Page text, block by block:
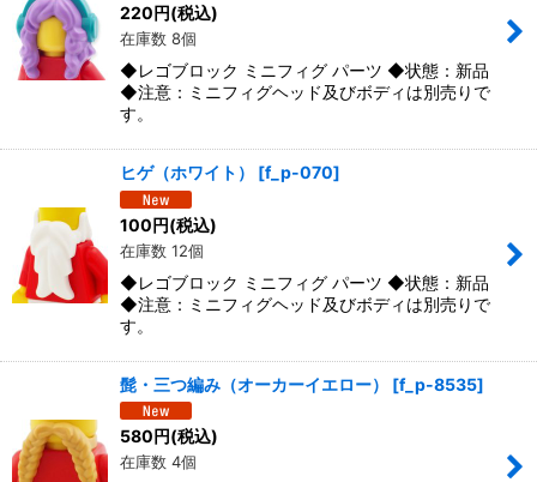
220円(税込)
在庫数 8個
◆レゴブロック ミニフィグ パーツ ◆状態：新品
◆注意：ミニフィグヘッド及びボディは別売りで
す。
ヒゲ（ホワイト） [f_p-070]
100円(税込)
在庫数 12個
◆レゴブロック ミニフィグ パーツ ◆状態：新品
◆注意：ミニフィグヘッド及びボディは別売りで
す。
髭・三つ編み（オーカーイエロー） [f_p-8535]
580 円(税込)
在庫数 4個